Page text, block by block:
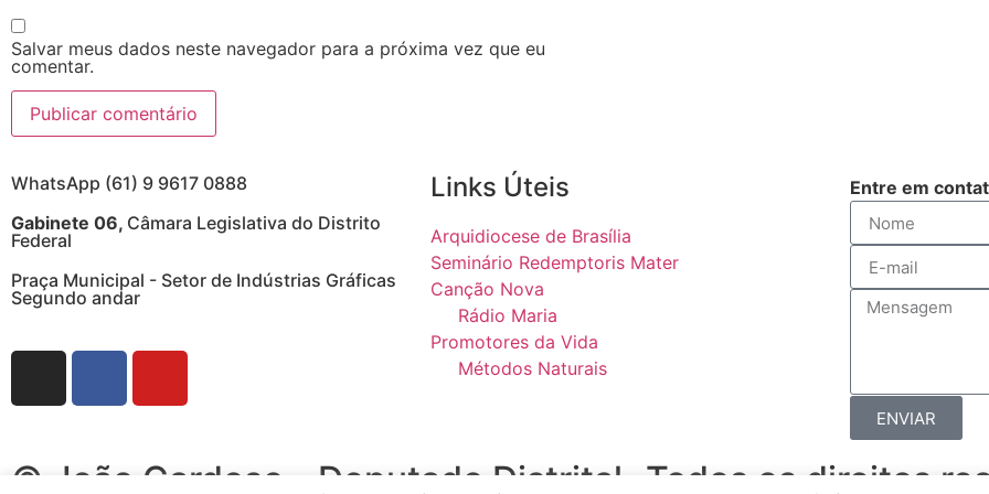
Salvar meus dados neste navegador para a próxima vez que eu
comentar.
WhatsApp (61) 9 9617 0888
Gabinete 06, Câmara Legislativa do Distrito
Federal
Praça Municipal - Setor de Indústrias Gráficas
Segundo andar
Links Úteis
Arquidiocese de Brasília
Seminário Redemptoris Mater
Canção Nova
Rádio Maria
Promotores da Vida
Métodos Naturais
Entre em
ENVIAR
© João Cardoso - Deputado Distrital -Todos os direitos